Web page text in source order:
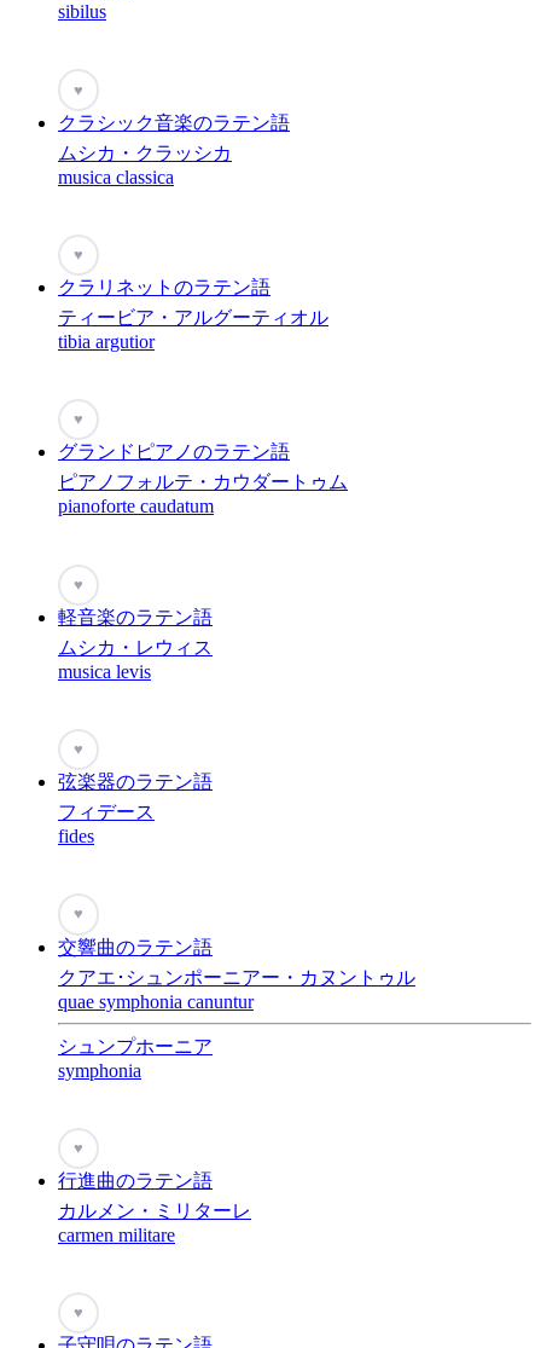
sibilus
♥
クラシック音楽のラテン語
ムシカ・クラッシカ
musica classica
♥
クラリネットのラテン語
ティービア・アルグーティオル
tibia argutior
♥
グランドピアノのラテン語
ピアノフォルテ・カウダートゥム
pianoforte caudatum
♥
軽音楽のラテン語
ムシカ・レウィス
musica levis
♥
弦楽器のラテン語
フィデース
fides
♥
交響曲のラテン語
クアエ･シュンポーニアー・カヌントゥル
quae symphonia canuntur
シュンプホーニア
symphonia
♥
行進曲のラテン語
カルメン・ミリターレ
carmen militare
♥